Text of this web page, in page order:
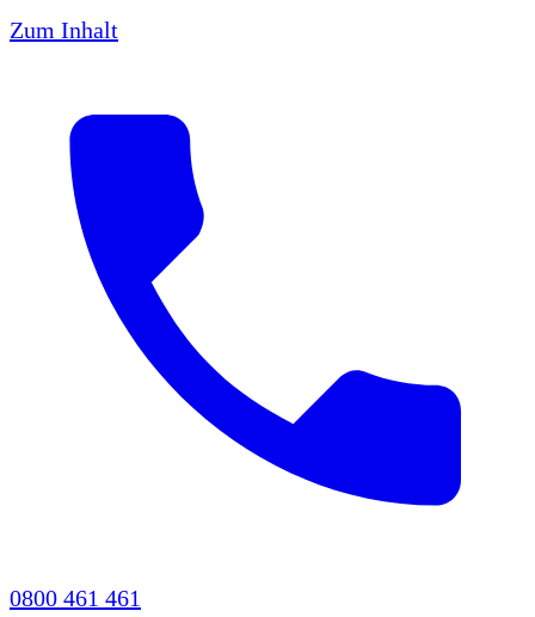
Zum Inhalt
0800 461 461